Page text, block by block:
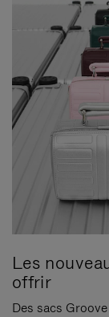
Les
offrir
Des sacs